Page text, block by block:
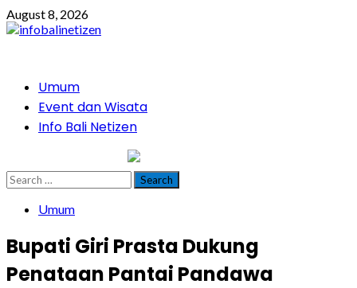
Skip
to
August 8, 2026
PrimaryUmum
Event dan Wisata
Info Bali Netizen
Search
for:
Umum
Bupati Giri Prasta Dukung
Penataan Pantai Pandawa